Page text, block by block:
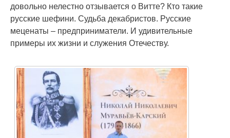
довольно нелестно отзывается о Витте? Кто такие
русские шефини. Судьба декабристов. Русские
меценаты – предприниматели. И удивительные
примеры их жизни и служения Отечеству.